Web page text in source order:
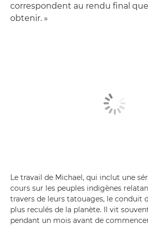
correspondent au rendu final
obtenir. »
Le travail de Michael, qui inclut une
cours sur les peuples indigènes
travers de leurs tatouages, le conduit
plus reculés de la planète. Il vit
pendant un mois avant de